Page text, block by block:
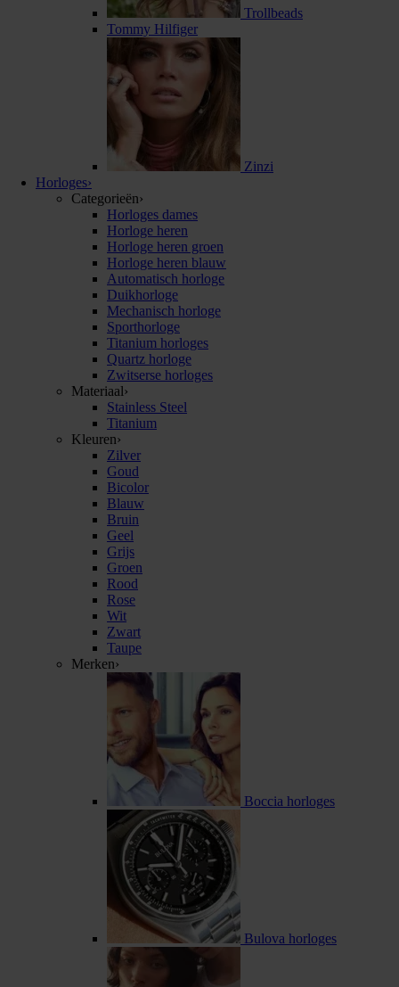
Trollbeads
Tommy Hilfiger
Zinzi
Horloges›
Categorieën›
Horloges dames
Horloge heren
Horloge heren groen
Horloge heren blauw
Automatisch horloge
Duikhorloge
Mechanisch horloge
Sporthorloge
Titanium horloges
Quartz horloge
Zwitserse horloges
Materiaal›
Stainless Steel
Titanium
Kleuren›
Zilver
Goud
Bicolor
Blauw
Bruin
Geel
Grijs
Groen
Rood
Rose
Wit
Zwart
Taupe
Merken›
Boccia horloges
Bulova horloges